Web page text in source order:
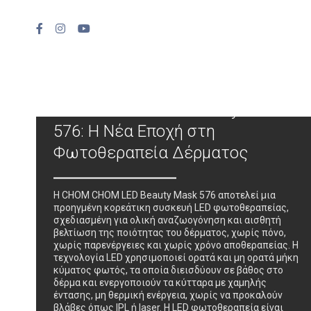
576: Η Νέα Εποχή στη
Φωτοθεραπεία Δέρματος
Η CHOM CHOM LED Beauty Mask 576 αποτελεί μια
προηγμένη κορεάτικη συσκευή LED φωτοθεραπείας,
σχεδιασμένη για ολική αναζωογόνηση και αισθητή
βελτίωση της ποιότητας του δέρματος, χωρίς πόνο,
χωρίς παρενέργειες και χωρίς χρόνο αποθεραπείας. Η
τεχνολογία LED χρησιμοποιεί ορατά και μη ορατά μήκη
κύματος φωτός, τα οποία διεισδύουν σε βάθος στο
δέρμα και ενεργοποιούν τα κύτταρα με χαμηλής
έντασης, μη θερμική ενέργεια, χωρίς να προκαλούν
βλάβες όπως IPL ή laser. Η LED φωτοθεραπεία είναι